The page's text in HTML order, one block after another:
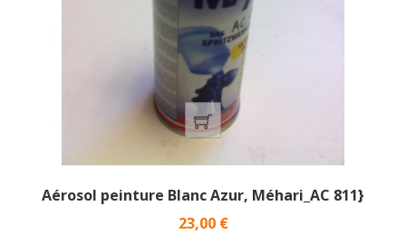
Aérosol peinture Blanc Azur, Méhari_AC 811}
Prix
23,00 €